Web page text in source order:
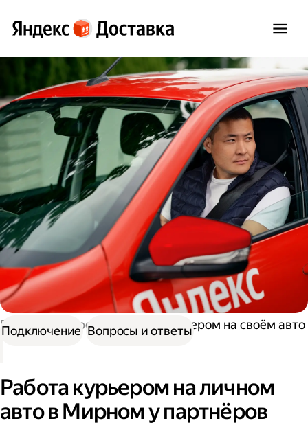
Работа курьером Работа курьером на своём авто
Работа курьером на личном
авто в Мирном у партнёров
Подключение Вопросы и ответы